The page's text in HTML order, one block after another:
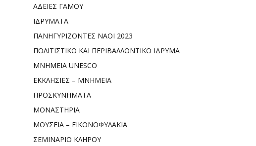
ΑΔΕΙΕΣ ΓΑΜΟΥ
ΙΔΡΥΜΑΤΑ
ΠΑΝΗΓΥΡΙΖΟΝΤΕΣ ΝΑΟΙ 2023
ΠΟΛΙΤΙΣΤΙΚΟ ΚΑΙ ΠΕΡΙΒΑΛΛΟΝΤΙΚΟ ΙΔΡΥΜΑ
ΜΝΗΜΕΙΑ UNESCO
ΕΚΚΛΗΣΙΕΣ – ΜΝΗΜΕΙΑ
ΠΡΟΣΚΥΝΗΜΑΤΑ
ΜΟΝΑΣΤΗΡΙΑ
ΜΟΥΣΕΙΑ – ΕΙΚΟΝΟΦΥΛΑΚΙΑ
ΣΕΜΙΝΑΡΙΟ ΚΛΗΡΟΥ